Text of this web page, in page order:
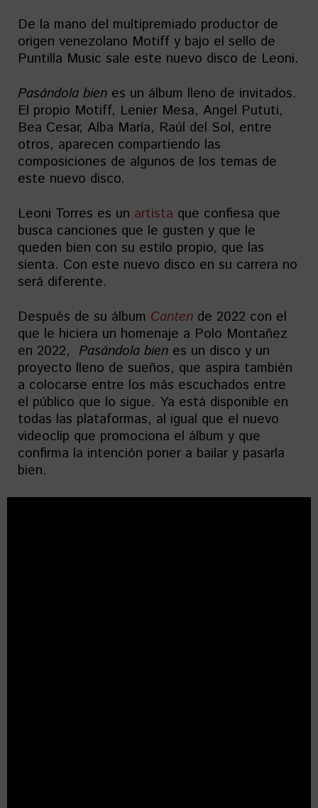
De la mano del multipremiado productor de
origen venezolano Motiff y bajo el sello de
Puntilla Music sale este nuevo disco de Leoni.
Pasándola bien es un álbum lleno de invitados.
El propio Motiff, Lenier Mesa, Angel Pututi,
Bea Cesar, Alba María, Raúl del Sol, entre
otros, aparecen compartiendo las
composiciones de algunos de los temas de
este nuevo disco.
Leoni Torres es un artista que confiesa que
busca canciones que le gusten y que le
queden bien con su estilo propio, que las
sienta. Con este nuevo disco en su carrera no
será diferente.
Después de su álbum Canten de 2022 con el
que le hiciera un homenaje a Polo Montañez
en 2022, Pasándola bien es un disco y un
proyecto lleno de sueños, que aspira también
a colocarse entre los más escuchados entre
el público que lo sigue. Ya está disponible en
todas las plataformas, al igual que el nuevo
videoclip que promociona el álbum y que
confirma la intención poner a bailar y pasarla
bien.